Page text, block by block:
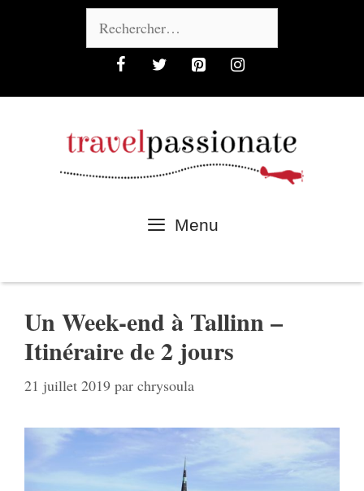
Menu
Un Week-end à Tallinn –
Itinéraire de 2 jours
21 juillet 2019 par chrysoula